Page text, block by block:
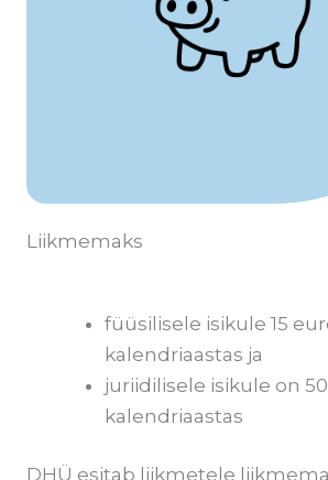
Liikmemaks
füüsilisele isikule 15
kalendriaastas ja
juriidilisele isikule on
kalendriaastas
DHÜ esitab liikmetele